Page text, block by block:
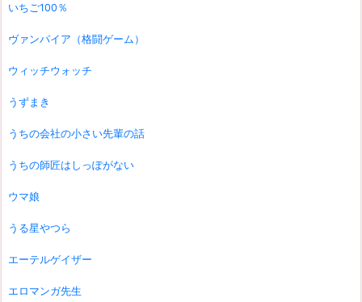
いちご100％
ヴァンパイア（格闘ゲーム）
ウィッチウォッチ
うずまき
うちの会社の小さい先輩の話
うちの師匠はしっぽがない
ウマ娘
うる星やつら
エーテルゲイザー
エロマンガ先生